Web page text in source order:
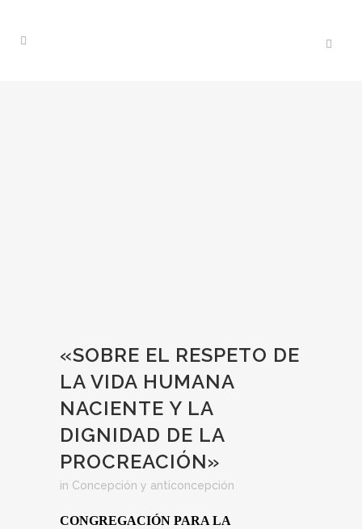
«SOBRE EL RESPETO DE
LA VIDA HUMANA
NACIENTE Y LA
DIGNIDAD DE LA
PROCREACIÓN»
in Concepción y anticoncepción
CONGREGACIÓN PARA LA